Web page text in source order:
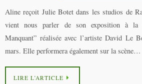
Aline reçoit Julie Botet dans les studios de
vient nous parler de son exposition à la
Manquant” réalisée avec l’artiste David Le
mars. Elle performera également sur la scène…
LIRE L’ARTICLE